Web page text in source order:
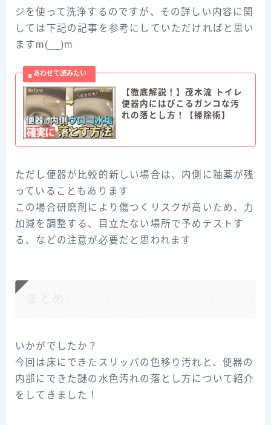
ジを使って洗浄するのですが、その詳しい内容に関
しては下記の記事を参考にしていただければと思い
ますm(__)m
【徹底解説！】茂木流 トイレ
便器内にはびこるガンコな汚
れの落とし方！【掃除術】
ただし便器が比較的新しい場合は、内側に釉薬が残
っていることもあります
この場合研磨剤により傷つくリスクが高いため、力
加減を調整する、目立たない場所で予めテストす
る、などの注意が必要だと思われます
いかがでしたか？
今回は床にできたスリッパの色移り汚れと、便器の
内部にできた謎の水色汚れの落とし方について紹介
をしてきました！